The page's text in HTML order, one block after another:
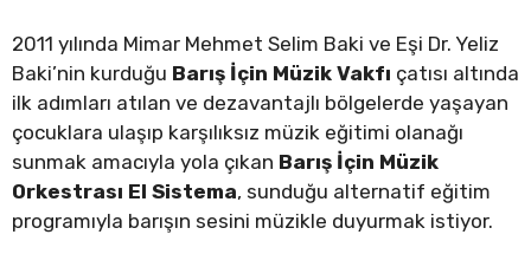
2011 yılında Mimar Mehmet Selim Baki ve Eşi Dr. Yeliz
Baki’nin kurduğu Barış İçin Müzik Vakfı çatısı altında
ilk adımları atılan ve dezavantajlı bölgelerde yaşayan
çocuklara ulaşıp karşılıksız müzik eğitimi olanağı
sunmak amacıyla yola çıkan Barış İçin Müzik
Orkestrası El Sistema, sunduğu alternatif eğitim
programıyla barışın sesini müzikle duyurmak istiyor.